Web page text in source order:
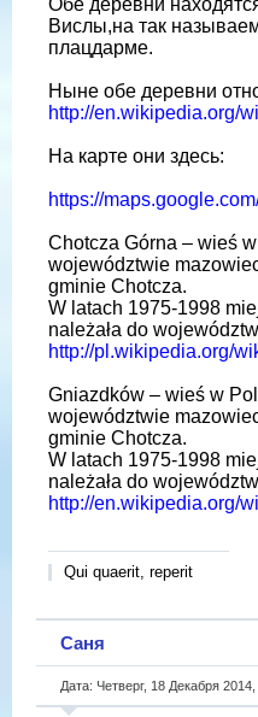
Обе деревни
Вислы,на так
плацдарме.
Ныне обе деревни
http://en.wikipedia.org/
На карте они здесь:
https://
Chotcza Górna – wieś
województwie
gminie Chotcza.
W latach 1975-1998
należała do
http://pl.wikipedia.org/
Gniazdków – wieś w
województwie
gminie Chotcza.
W latach 1975-1998
należała do
http://en.wikipedia.org/
Qui quaerit, reperit
Саня
Дата: Четверг, 18 Декабря